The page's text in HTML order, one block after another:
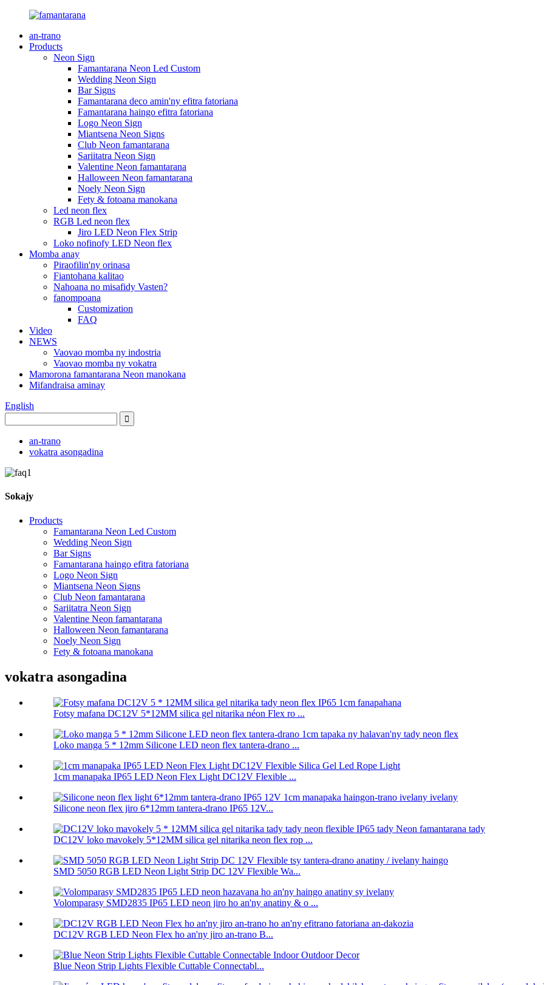
an-trano
Products
Neon Sign
Famantarana Neon Led Custom
Wedding Neon Sign
Bar Signs
Famantarana deco amin'ny efitra fatoriana
Famantarana haingo efitra fatoriana
Logo Neon Sign
Miantsena Neon Signs
Club Neon famantarana
Sariitatra Neon Sign
Valentine Neon famantarana
Halloween Neon famantarana
Noely Neon Sign
Fety & fotoana manokana
Led neon flex
RGB Led neon flex
Jiro LED Neon Flex Strip
Loko nofinofy LED Neon flex
Momba anay
Piraofilin'ny orinasa
Fiantohana kalitao
Nahoana no misafidy Vasten?
fanompoana
Customization
FAQ
Video
NEWS
Vaovao momba ny indostria
Vaovao momba ny vokatra
Mamorona famantarana Neon manokana
Mifandraisa aminay
English
an-trano
vokatra asongadina
Sokajy
Products
Famantarana Neon Led Custom
Wedding Neon Sign
Bar Signs
Famantarana haingo efitra fatoriana
Logo Neon Sign
Miantsena Neon Signs
Club Neon famantarana
Sariitatra Neon Sign
Valentine Neon famantarana
Halloween Neon famantarana
Noely Neon Sign
Fety & fotoana manokana
vokatra asongadina
Fotsy mafana DC12V 5*12MM silica gel nitarika néon Flex ro ...
Loko manga 5 * 12mm Silicone LED neon flex tantera-drano ...
1cm manapaka IP65 LED Neon Flex Light DC12V Flexible ...
Silicone neon flex jiro 6*12mm tantera-drano IP65 12V...
DC12V loko mavokely 5*12MM silica gel nitarika neon flex rop ...
SMD 5050 RGB LED Neon Light Strip DC 12V Flexible Wa...
Volomparasy SMD2835 IP65 LED neon jiro ho an'ny anatiny & o ...
DC12V RGB LED Neon Flex ho an'ny jiro an-trano B...
Blue Neon Strip Lights Flexible Cuttable Connectabl...